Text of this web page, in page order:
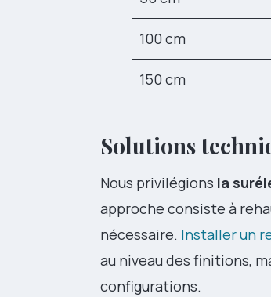
100 cm
150 cm
Solutions
Nous privilégions la
approche consiste à
nécessaire. Installer un
au niveau des finitions,
configurations.